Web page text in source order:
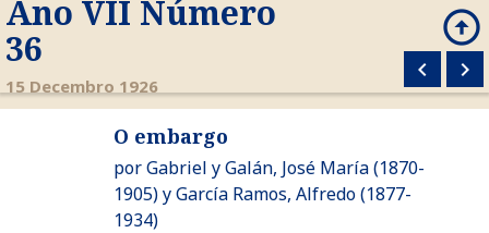
search arrow_circle_up
Ano VII Número
36
15 Decembro 1926
keyboard_arrow_left keyboard_arrow_right
Ver O embargo
O embargo
porGabriel y Galán, José María(1870-
1905) yGarcía Ramos, Alfredo(1877-
1934)